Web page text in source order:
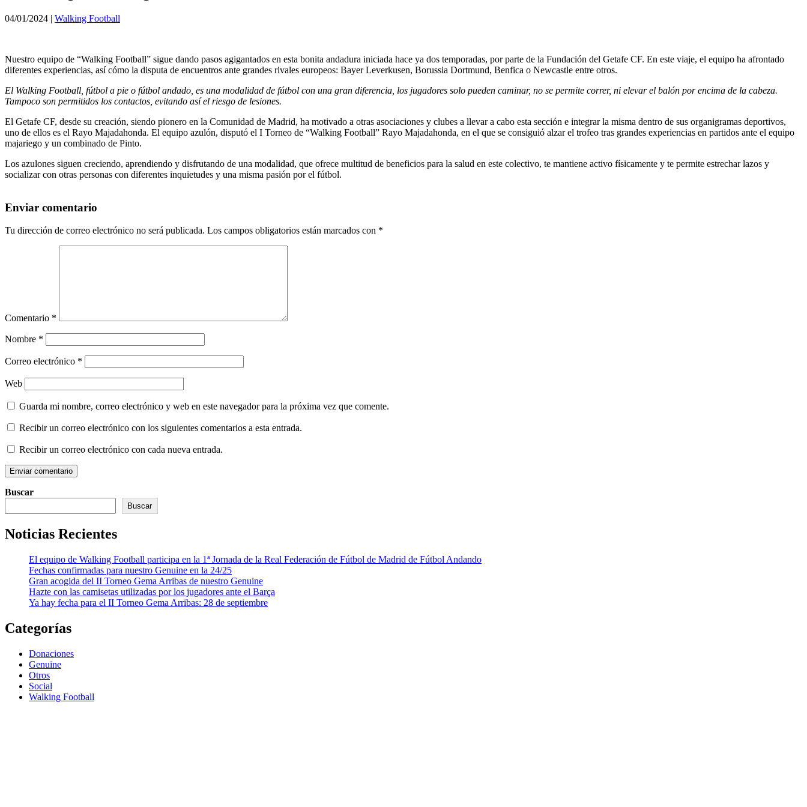
04/01/2024 | Walking Football
Nuestro equipo de “Walking Football” sigue dando pasos agigantados en esta bonita andadura iniciada hace ya dos temporadas, por parte de la Fundación del Getafe CF. En este viaje, el equipo ha afrontado
diferentes experiencias, así cómo la disputa de encuentros ante grandes rivales europeos: Bayer Leverkusen, Borussia Dortmund, Benfica o Newcastle entre otros.
El Walking Football, fútbol a pie o fútbol andado, es una modalidad de fútbol con una gran diferencia, los jugadores solo pueden caminar, no se permite correr, ni elevar el balón por encima de la cabeza.
Tampoco son permitidos los contactos, evitando así el riesgo de lesiones.
El Getafe CF, desde su creación, siendo pionero en la Comunidad de Madrid, ha motivado a otras asociaciones y clubes a llevar a cabo esta sección e integrar la misma dentro de sus organigramas deportivos,
uno de ellos es el Rayo Majadahonda. El equipo azulón, disputó el I Torneo de “Walking Football” Rayo Majadahonda, en el que se consiguió alzar el trofeo tras grandes experiencias en partidos ante el equipo
majariego y un combinado de Pinto.
Los azulones siguen creciendo, aprendiendo y disfrutando de una modalidad, que ofrece multitud de beneficios para la salud en este colectivo, te mantiene activo físicamente y te permite estrechar lazos y
socializar con otras personas con diferentes inquietudes y una misma pasión por el fútbol.
Enviar comentario
Tu dirección de correo electrónico no será publicada. Los campos obligatorios están marcados con *
Comentario *
Nombre *
Correo electrónico *
Web
Guarda mi nombre, correo electrónico y web en este navegador para la próxima vez que comente.
Recibir un correo electrónico con los siguientes comentarios a esta entrada.
Recibir un correo electrónico con cada nueva entrada.
Buscar
Buscar
Noticias Recientes
El equipo de Walking Football participa en la 1ª Jornada de la Real Federación de Fútbol de Madrid de Fútbol Andando
Fechas confirmadas para nuestro Genuine en la 24/25
Gran acogida del II Torneo Gema Arribas de nuestro Genuine
Hazte con las camisetas utilizadas por los jugadores ante el Barça
Ya hay fecha para el II Torneo Gema Arribas: 28 de septiembre
Categorías
Donaciones
Genuine
Otros
Social
Walking Football